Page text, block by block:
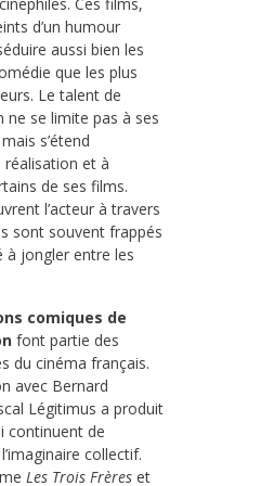
d’un humour
aussi bien les
que les plus
Le talent de
ne se limite pas à ses
s’étend
et à
de ses films.
l’acteur à travers
sont souvent frappés
à jongler entre les
comiques de
font partie des
du cinéma français.
avec Bernard
Légitimus a produit
continuent de
collectif.
Les Trois Frères et